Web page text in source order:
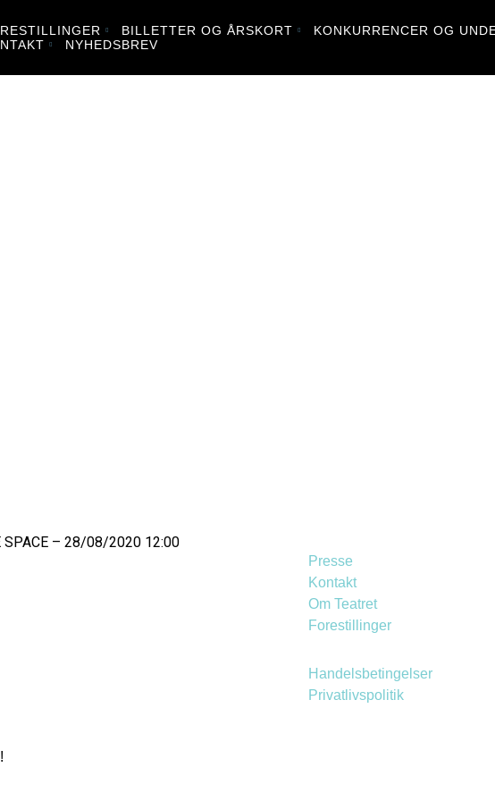
BILLETTER OG ÅRSKORT KONKURRENCER OG
NYHEDSBREV
SPACE – 28/08/2020 12:00
Presse
Kontakt
Om Teatret
Forestillinger
Handelsbetingelser
Privatlivspolitik